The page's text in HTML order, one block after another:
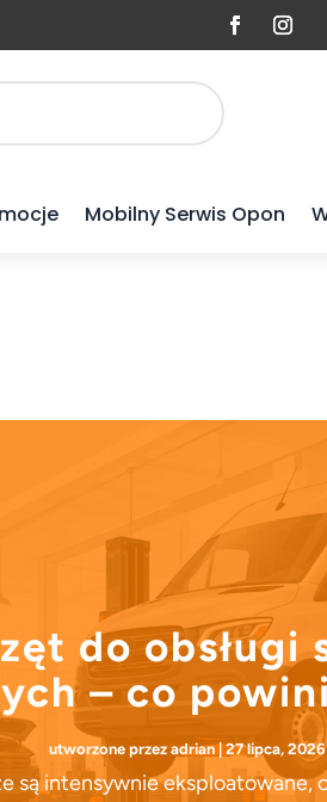
Mobilny Serwis Opon
do obsługi
– co
utworzone przez adrian|27 lipca, 2026
są intensywnie eksploatowane,